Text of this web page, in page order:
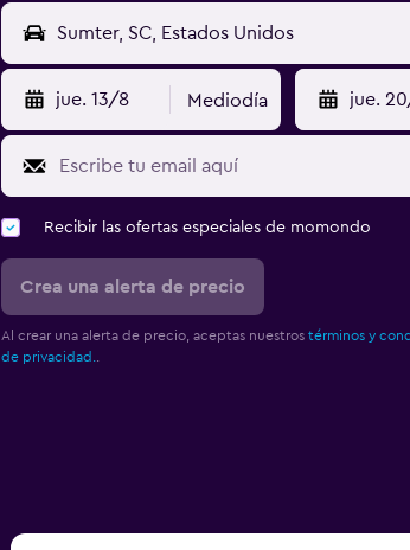
jue. 13/8 Mediodía jue.
Recibir las ofertas especiales de momondo
Crea una alerta de precio
Al crear una alerta de precio, aceptas nuestros términos y
de privacidad.